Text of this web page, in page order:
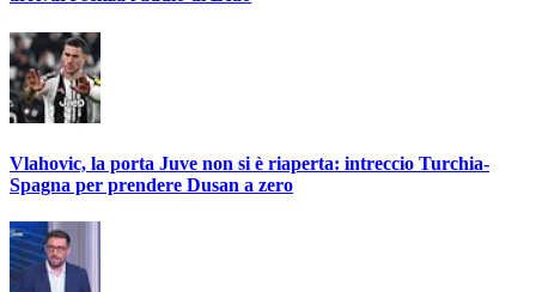
Vlahovic, la porta Juve non si è riaperta: intreccio Turchia-
Spagna per prendere Dusan a zero